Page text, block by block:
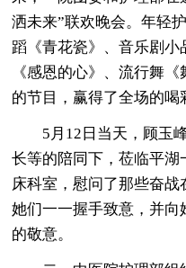
洒未来”联欢晚会。年轻
蹈《青花瓷》、音乐剧
《感恩的心》、流行舞
的节目，赢得了全场的喝
5月12日当天，顾玉峰
长等的陪同下，莅临平
床科室，慰问了那些奋
她们一一握手致意，并
的敬意。